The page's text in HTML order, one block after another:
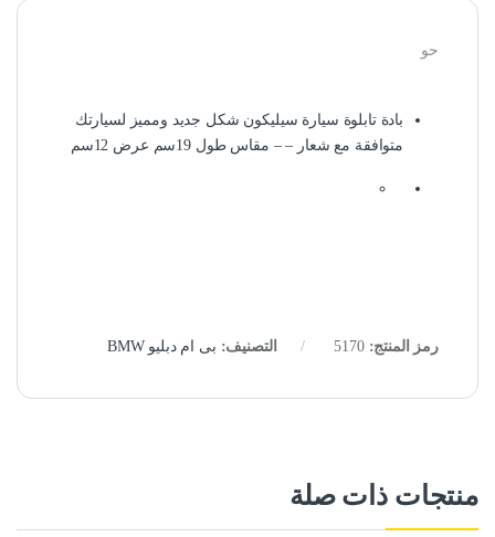
حو
بادة تابلوة سيارة سيليكون شكل جديد ومميز لسيارتك
متوافقة مع شعار – – مقاس طول 19سم عرض 12سم
رمز المنتج:5170 التصنيف: بى ام دبليو BMW
منتجات ذات صلة